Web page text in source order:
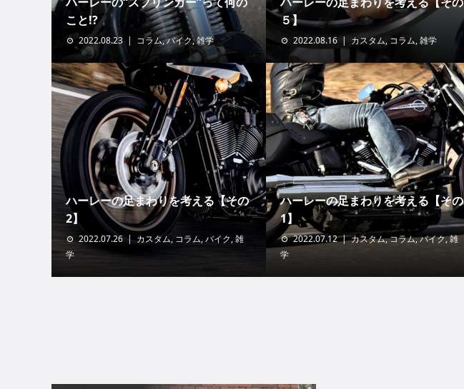
こと!?
2022.08.23 コラム,バイク,雑学
５】
2022.08.16 カスタム, コラム,雑学
ハーレーの足まわりを考える【その
2】
2022.07.26 カスタム, コラム,バイク,雑
学
ハーレーの足まわりを考える【その
1】
2022.07.12 カスタム,コラム,バイク,雑
学